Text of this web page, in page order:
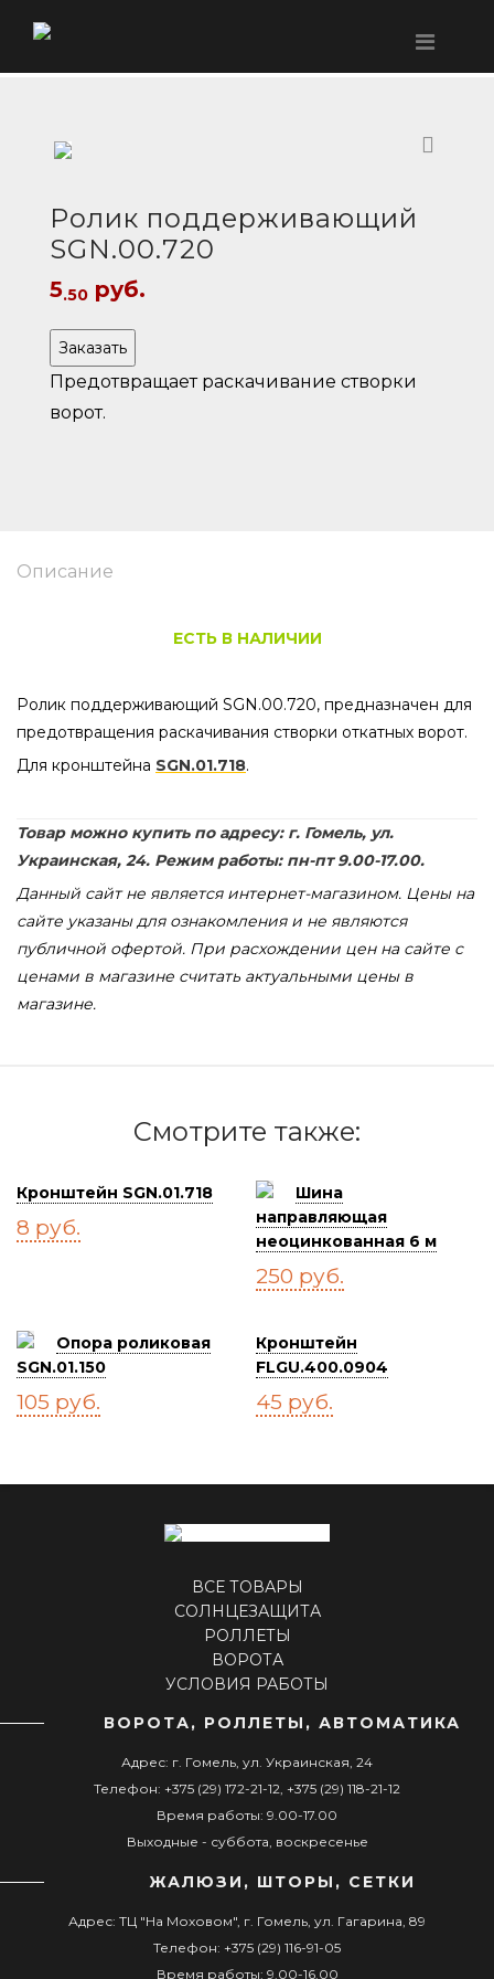
Ролик поддерживающий
SGN.00.720
5.50 руб.
Заказать
Предотвращает раскачивание створки
ворот.
Описание
ЕСТЬ В НАЛИЧИИ
Ролик поддерживающий SGN.00.720, предназначен для
предотвращения раскачивания створки откатных ворот.
Для кронштейна SGN.01.718.
Товар можно купить по адресу: г. Гомель, ул.
Украинская, 24. Режим работы: пн-пт 9.00-17.00.
Данный сайт не является интернет-магазином. Цены на
сайте указаны для ознакомления и не являются
публичной офертой. При расхождении цен на сайте с
ценами в магазине считать актуальными цены в
магазине.
Смотрите также:
Кронштейн SGN.01.718
8 руб.
Шина
направляющая
неоцинкованная 6 м
250 руб.
Опора роликовая
SGN.01.150
105 руб.
Кронштейн
FLGU.400.0904
45 руб.
ВСЕ ТОВАРЫ
СОЛНЦЕЗАЩИТА
РОЛЛЕТЫ
ВОРОТА
УСЛОВИЯ РАБОТЫ
ВОРОТА, РОЛЛЕТЫ, АВТОМАТИКА
Адрес: г. Гомель, ул. Украинская, 24
Телефон: +375 (29) 172-21-12, +375 (29) 118-21-12
Время работы: 9.00-17.00
Выходные - суббота, воскресенье
ЖАЛЮЗИ, ШТОРЫ, СЕТКИ
Адрес: ТЦ "На Моховом", г. Гомель, ул. Гагарина, 89
Телефон: +375 (29) 116-91-05
Время работы: 9.00-16.00